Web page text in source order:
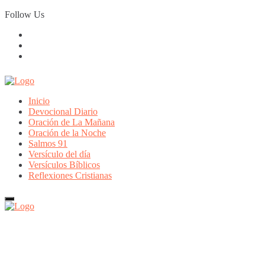
Skip
to
Follow Us
Inicio
Devocional Diario
Oración de La Mañana
Oración de la Noche
Salmos 91
Versículo del día
Versículos Bíblicos
Reflexiones Cristianas